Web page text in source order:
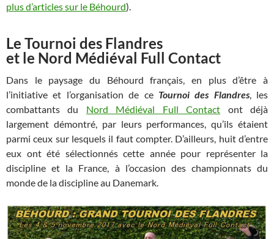
plus d’articles sur le Béhourd).
Le Tournoi des Flandres
et le Nord Médiéval Full Contact
Dans le paysage du Béhourd français, en plus d’être à
l’initiative et l’organisation de ce Tournoi des Flandres, les
combattants du Nord Médiéval Full Contact ont déjà
largement démontré, par leurs performances, qu’ils étaient
parmi ceux sur lesquels il faut compter. D’ailleurs, huit d’entre
eux ont été sélectionnés cette année pour représenter la
discipline et la France, à l’occasion des championnats du
monde de la discipline au Danemark.